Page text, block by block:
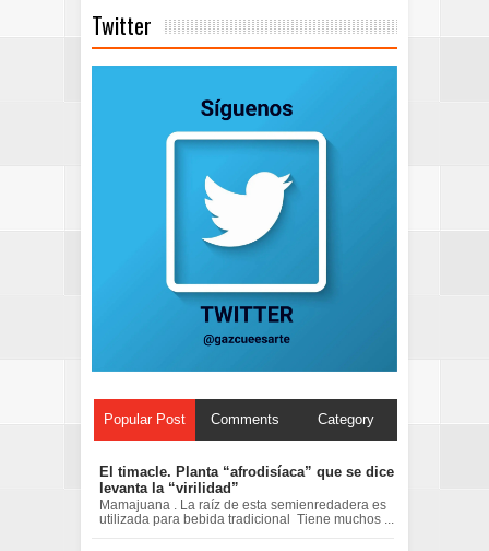
Twitter
Popular Post Comments Category
El timacle. Planta “afrodisíaca” que se dice
levanta la “virilidad”
Mamajuana . La raíz de esta semienredadera es
utilizada para bebida tradicional Tiene muchos ...